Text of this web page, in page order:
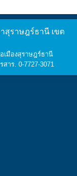
สุราษฎร์ธานี เขต
เมืองสุราษฎร์ธานี
าร. 0-7727-3071